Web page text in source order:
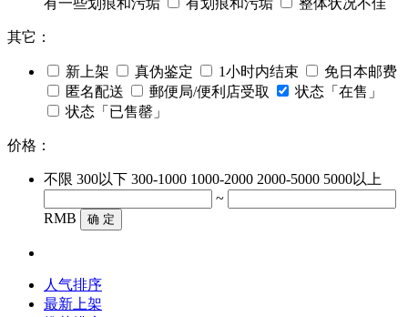
有一些划痕和污垢
有划痕和污垢 整体状况不佳
其它：
新上架 真伪鉴定 1小时内结束
免日本邮费
匿名配送
郵便局/便利店受取
状态「在售」
状态「已售罄」
价格：
不限 300以下 300-1000 1000-2000 2000-5000 5000以上
~
RMB
确 定
人气排序
最新上架